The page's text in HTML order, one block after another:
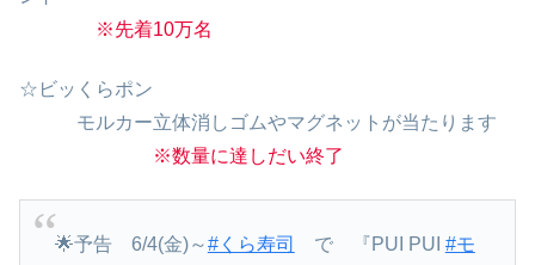
※先着10万名
☆ビッくらポン
モルカー立体消しゴムやマグネットが当たります
※数量に達しだい終了
🌟予告 6/4(金)～#くら寿司 で 『PUI PUI #モ